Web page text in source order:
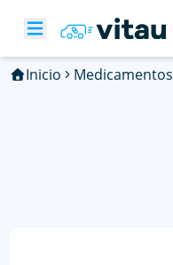
Inicio Medicamentos